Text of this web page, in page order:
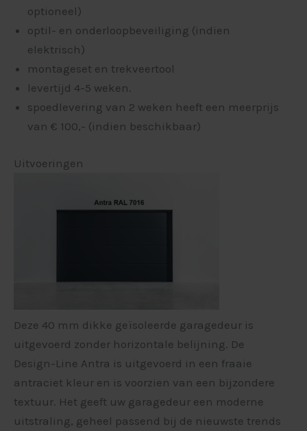
optioneel)
optil- en onderloopbeveiliging (indien
elektrisch)
montageset en trekveertool
levertijd 4-5 weken.
spoedlevering van 2 weken heeft een meerprijs
van € 100,- (indien beschikbaar)
Uitvoeringen
Deze 40 mm dikke geïsoleerde garagedeur is
uitgevoerd zonder horizontale belijning. De
Design-Line Antra is uitgevoerd in een fraaie
antraciet kleur en is voorzien van een bijzondere
textuur. Het geeft uw garagedeur een moderne
uitstraling, geheel passend bij de nieuwste trends